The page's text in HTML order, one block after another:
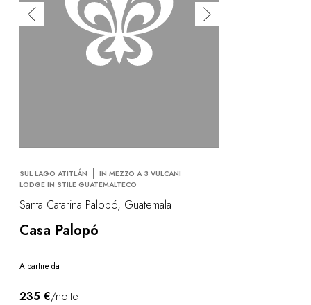
SUL LAGO ATITLÁN
IN MEZZO A 3 VULCANI
LODGE IN STILE GUATEMALTECO
Santa Catarina Palopó, Guatemala
Casa Palopó
A partire da
235 €/notte